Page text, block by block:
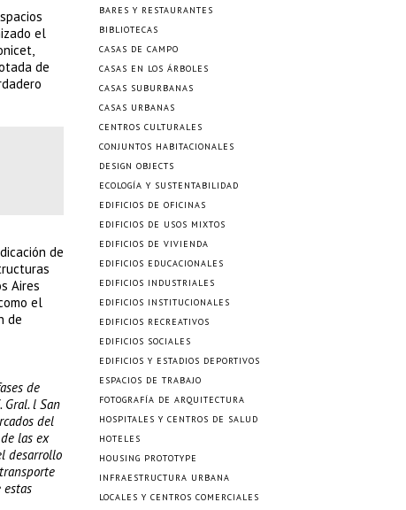
el
de
de
Aires
el
de
de
Gral. l San
del
las ex
desarrollo
BARES Y RESTAURANTES
BIBLIOTECAS
CASAS DE CAMPO
CASAS EN LOS ÁRBOLES
CASAS SUBURBANAS
CASAS URBANAS
CENTROS CULTURALES
CONJUNTOS HABITACIONALES
DESIGN OBJECTS
ECOLOGÍA Y SUSTENTABILIDAD
EDIFICIOS DE OFICINAS
EDIFICIOS DE USOS MIXTOS
EDIFICIOS DE VIVIENDA
EDIFICIOS EDUCACIONALES
EDIFICIOS INDUSTRIALES
EDIFICIOS INSTITUCIONALES
EDIFICIOS RECREATIVOS
EDIFICIOS SOCIALES
EDIFICIOS Y ESTADIOS DEPORTIVOS
ESPACIOS DE TRABAJO
FOTOGRAFÍA DE ARQUITECTURA
HOSPITALES Y CENTROS DE SALUD
HOTELES
HOUSING PROTOTYPE
INFRAESTRUCTURA URBANA
LOCALES Y CENTROS COMERCIALES